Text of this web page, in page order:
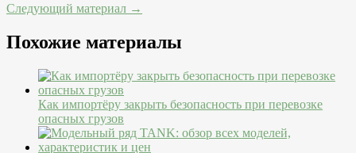
Следующий материал →
Похожие материалы
Как импортёру закрыть безопасность при перевозке
опасных грузов